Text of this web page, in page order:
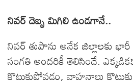
నివర్ దెబ్బ మిగిలి ఉండగానే..
నివర్ తుపాను అనేక జిల్లాలకు
సంగతి అందరికీ తెలిసిందే.
కొట్టుకుపోవడం, వాహనాలు